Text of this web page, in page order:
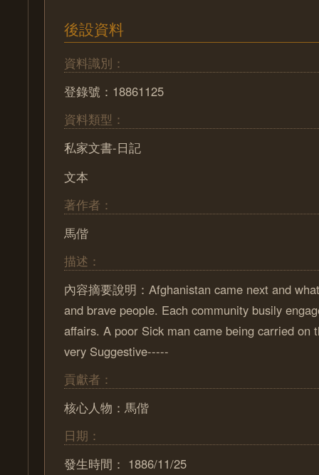
後設資料
資料識別：
登錄號：18861125
資料類型：
私家文書-日記
文本
著作者：
馬偕
描述：
內容摘要說明：Afghanistan came next and
and brave people. Each community busily
affairs. A poor Sick man came being carried on
very Suggestive-----
貢獻者：
核心人物：馬偕
日期：
發生時間： 1886/11/25